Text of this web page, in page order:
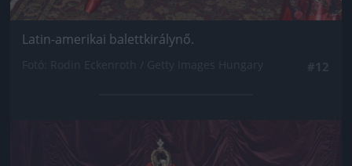
Latin-amerikai balettkirálynő.
Jön még kép!